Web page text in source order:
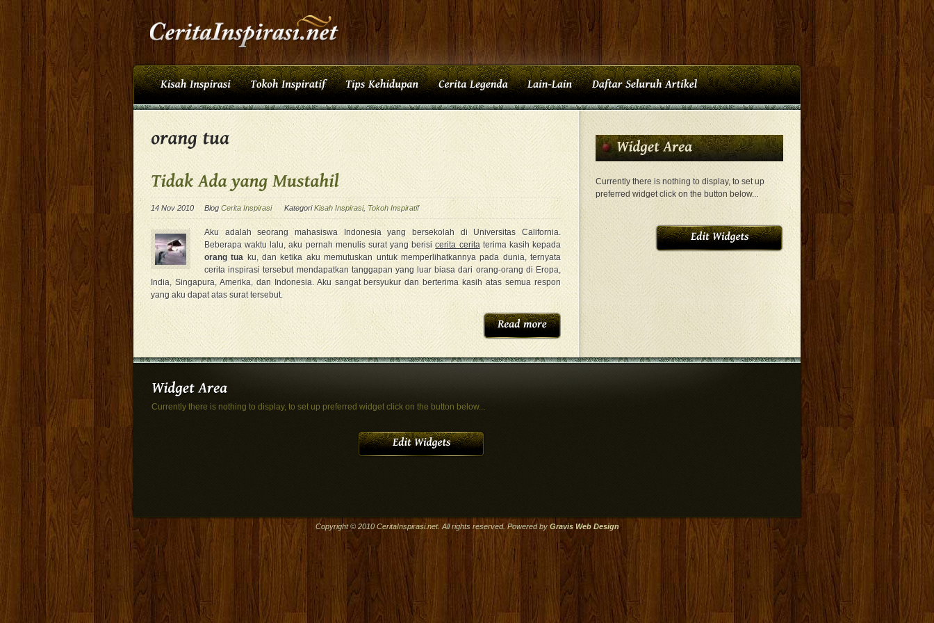
14 Nov 2010 BlogCerita Inspirasi KategoriKisah Inspirasi,Tokoh Inspiratif
Aku adalah seorang mahasiswa Indonesia yang bersekolah di Universitas California.
Beberapa waktu lalu, aku pernah menulis surat yang berisicerita ceritaterima kasih kepada
orang tua ku, dan ketika aku memutuskan untuk memperlihatkannya pada dunia, ternyata
cerita inspirasi tersebut mendapatkan tanggapan yang luar biasa dari orang-orang di Eropa,
India, Singapura, Amerika, dan Indonesia. Aku sangat bersyukur dan berterima kasih atas semua respon
yang aku dapat atas surat tersebut.
Currently there is nothing to display, to set up
preferred widget click on the button below...
Currently there is nothing to display, to set up preferred widget click on the button below...
Copyright © 2010 CeritaInspirasi.net. All rights reserved. Powered by Gravis Web Design